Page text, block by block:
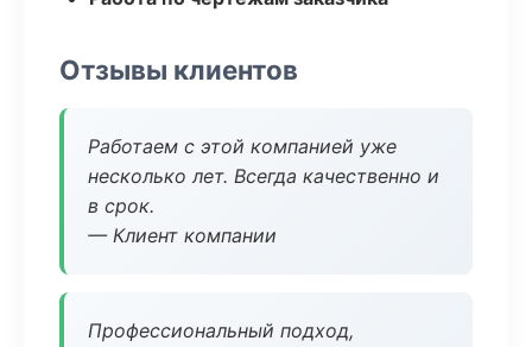
Отзывы клиентов
Работаем с этой компанией уже
несколько лет. Всегда качественно и
в срок.
— Клиент компании
Профессиональный подход,